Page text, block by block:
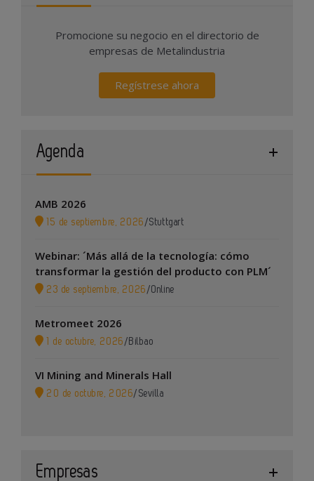
Promocione su negocio en el directorio de
empresas de Metalindustria
Regístrese ahora
Agenda
AMB 2026
15 de septiembre, 2026 /Stuttgart
Webinar: ´Más allá de la tecnología: cómo
transformar la gestión del producto con PLM´
23 de septiembre, 2026 /Online
Metromeet 2026
1 de octubre, 2026 / Bilbao
VI Mining and Minerals Hall
20 de octubre, 2026/ Sevilla
Empresas